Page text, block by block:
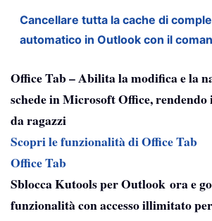
Cancellare tutta la cache di
automatico in Outlook con il
Office Tab – Abilita la modifica e la
schede in Microsoft Office,
da ragazzi
Scopri le funzionalità di Office Tab
Office Tab
Sblocca Kutools per Outlook ora e
funzionalità con accesso illimitato